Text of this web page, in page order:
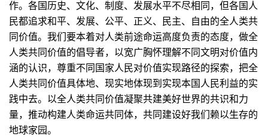
作。各国历史、文化、制度、发展水平不尽相同，但各国人
民都追求和平、发展、公平、正义、民主、自由的全人类共
同价值。我们要本着对人类前途命运高度负责的态度，做全
人类共同价值的倡导者，以宽广胸怀理解不同文明对价值内
涵的认识，尊重不同国家人民对价值实现路径的探索，把全
人类共同价值具体地、现实地体现到实现本国人民利益的实
践中去。以全人类共同价值凝聚共建美好世界的共识和力
量，推动构建人类命运共同体，共同建设好我们赖以生存的
地球家园。